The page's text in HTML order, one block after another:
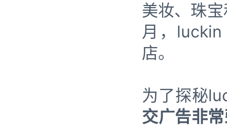
美妆、珠
月，
店。
为了探秘
交广告非